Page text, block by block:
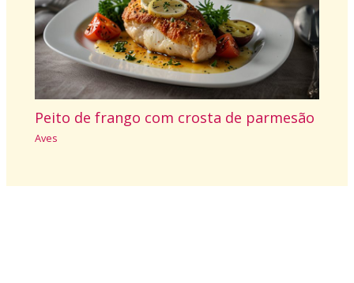
Peito de frango com crosta de parmesão
Aves